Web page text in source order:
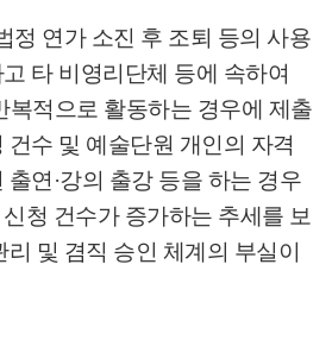
정 연가 소진 후 조퇴 등의 사용
타 비영리단체 등에 속하여
복적으로 활동하는 경우에 제출
수 및 예술단원 개인의 자격
출연 ·강의 출강 등을 하는 경우
청 건수가 증가하는 추세를 보
및 겸직 승인 체계의 부실이